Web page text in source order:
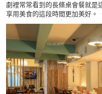
劇裡常常看到的長條桌會餐就是
享用美食的這段時間更加美好。